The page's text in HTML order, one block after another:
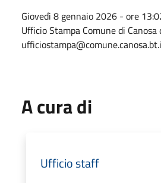
Giovedì 8 gennaio 2026 - ore
Ufficio Stampa Comune di Canosa
A cura di
Ufficio staff